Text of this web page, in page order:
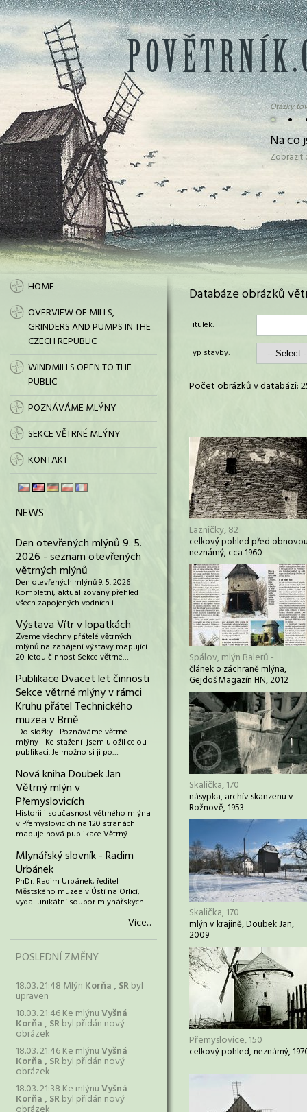
• •
Otázky
Na co
HOME
OVERVIEW OF MILLS,
GRINDERS AND PUMPS IN THE
CZECH REPUBLIC
WINDMILLS OPEN TO THE
PUBLIC
POZNÁVÁME MLÝNY
SEKCE VĚTRNÉ MLÝNY
KONTAKT
NEWS
Den otevřených mlýnů 9. 5.
2026 - seznam otevřených
větrných mlýnů
Den otevřených mlýnů 9. 5. 2026
Kompletní, aktualizovaný přehled
všech zapojených vodních i…
Výstava Vítr v lopatkách
Zveme všechny přátelé větrných
mlýnů na zahájení výstavy mapující
20-letou činnost Sekce větrné…
Publikace Dvacet let činnosti
Sekce větrné mlýny v rámci
Kruhu přátel Technického
muzea v Brně
Do složky - Poznáváme větrné
mlýny - Ke stažení jsem uložil celou
publikaci. Je možno si ji po…
Nová kniha Doubek Jan
Větrný mlýn v
Přemyslovicích
Historii i současnost větrného mlýna
v Přemyslovicích na 120 stranách
mapuje nová publikace Větrný…
Mlynářský slovník - Radim
Urbánek
PhDr. Radim Urbánek, ředitel
Městského muzea v Ústí na Orlicí,
vydal unikátní soubor mlynářských…
Více...
POSLEDNÍ ZMĚNY
18.03. 21:48 Mlýn Korňa , SRbyl
upraven
18.03. 21:46 Ke mlýnuVyšná
Korňa , SRbyl přidán nový
obrázek
18.03. 21:46 Ke mlýnuVyšná
Korňa , SRbyl přidán nový
obrázek
18.03. 21:38 Ke mlýnuVyšná
Korňa , SRbyl přidán nový
Databáze obrázků
Titulek:
Typ stavby:
Počet obrázků v databázi:
Lazničky, 82
celkový pohled před
neznámý, cca 1960
Spálov, mlýn Balerů -
článek o záchraně mlýna,
Gejdoš Magazín HN, 2012
Skalička, 170
násypka, archív skanzenu v
Rožnově, 1953
Skalička, 170
mlýn v krajině, Doubek Jan,
2009
Přemyslovice, 150
celkový pohled, neznámý,